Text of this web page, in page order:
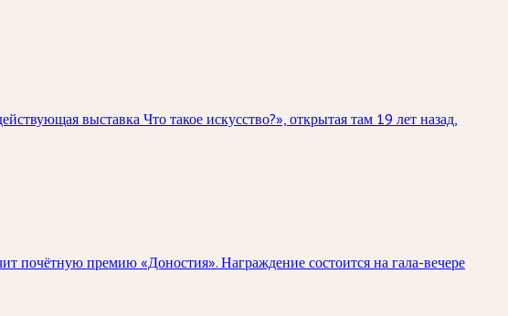
выставка Что такое искусство?», открытая там 19 лет назад,
почётную премию «Доностия». Награждение состоится на гала-вечере